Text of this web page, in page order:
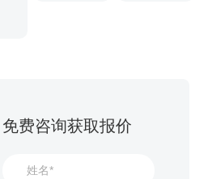
免费咨询获取报价